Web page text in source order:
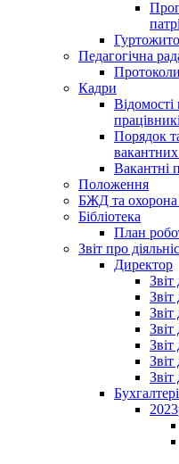
Педагогічна
Кадри
Відомості
Порядок
Вакантні
Положення
БЖД та охорона
Бібліотека
План
Звіт про
Директор
Звіт